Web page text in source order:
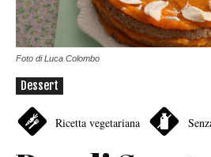
Foto di Luca Colombo
Dessert
Ricetta vegetariana